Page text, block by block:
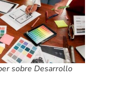
sobre Desarrollo